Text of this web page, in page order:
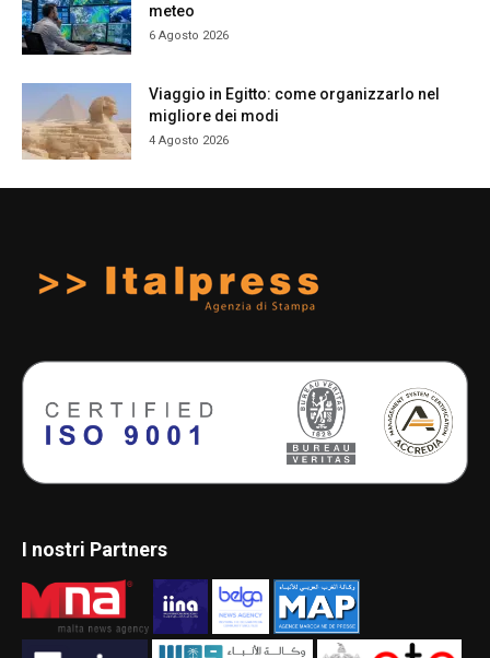
meteo
6 Agosto 2026
Viaggio in Egitto: come organizzarlo nel
migliore dei modi
4 Agosto 2026
I nostri Partners